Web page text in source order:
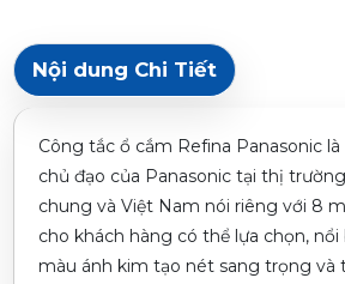
Nội dung Chi Tiết
Công tắc ổ cắm Refina Panasonic
chủ đạo của Panasonic tại thị
chung và Việt Nam nói riêng với 8
cho khách hàng có thể lựa chọn,
màu ánh kim tạo nét sang trọng và